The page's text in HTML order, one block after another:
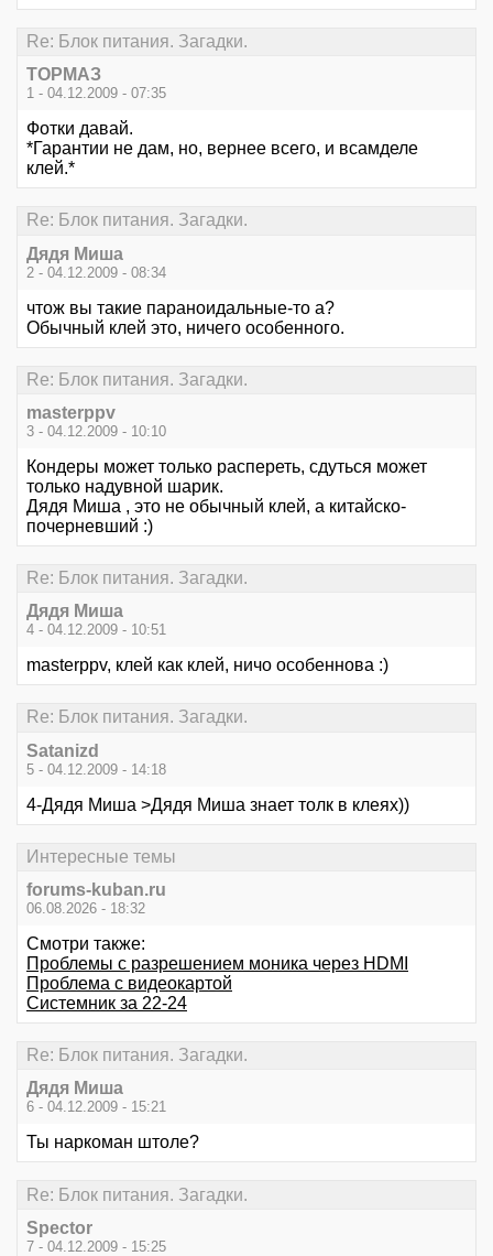
Re: Блок питания. Загадки.
ТОРМАЗ
1 - 04.12.2009 - 07:35
Фотки давай.
*Гарантии не дам, но, вернее всего, и всамделе
клей.*
Re: Блок питания. Загадки.
Дядя Миша
2 - 04.12.2009 - 08:34
чтож вы такие параноидальные-то а?
Обычный клей это, ничего особенного.
Re: Блок питания. Загадки.
masterppv
3 - 04.12.2009 - 10:10
Кондеры может только распереть, сдуться может
только надувной шарик.
Дядя Миша , это не обычный клей, а китайско-
почерневший :)
Re: Блок питания. Загадки.
Дядя Миша
4 - 04.12.2009 - 10:51
masterppv, клей как клей, ничо особеннова :)
Re: Блок питания. Загадки.
Satanizd
5 - 04.12.2009 - 14:18
4-Дядя Миша >Дядя Миша знает толк в клеях))
Интересные темы
forums-kuban.ru
06.08.2026 - 18:32
Смотри также:
Проблемы с разрешением моника через HDMI
Проблема с видеокартой
Системник за 22-24
Re: Блок питания. Загадки.
Дядя Миша
6 - 04.12.2009 - 15:21
Ты наркоман штоле?
Re: Блок питания. Загадки.
Spector
7 - 04.12.2009 - 15:25